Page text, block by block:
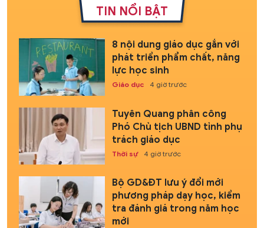
TIN NỔI BẬT
8 nội dung giáo dục gắn với
phát triển phẩm chất, năng
lực học sinh
Giáo dục 4 giờ trước
Tuyên Quang phân công
Phó Chủ tịch UBND tỉnh phụ
trách giáo dục
Thời sự 4 giờ trước
Bộ GD&ĐT lưu ý đổi mới
phương pháp dạy học, kiểm
tra đánh giá trong năm học
mới